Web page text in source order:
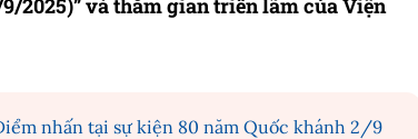
2025)” và thăm gian triển lãm của Viện
nhấn tại sự kiện 80 năm Quốc khánh 2/9